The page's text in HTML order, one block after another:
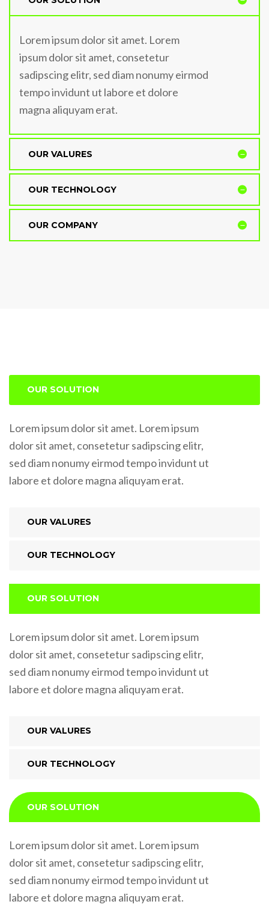
Lorem ipsum dolor sit amet. Lorem
ipsum dolor sit amet, consetetur
sadipscing elitr, sed diam nonumy eirmod
tempo invidunt ut labore et dolore
magna aliquyam erat.
OUR VALURES
OUR TECHNOLOGY
OUR COMPANY
OUR SOLUTION
Lorem ipsum dolor sit amet. Lorem ipsum
dolor sit amet, consetetur sadipscing elitr,
sed diam nonumy eirmod tempo invidunt ut
labore et dolore magna aliquyam erat.
OUR VALURES
OUR TECHNOLOGY
OUR SOLUTION
Lorem ipsum dolor sit amet. Lorem ipsum
dolor sit amet, consetetur sadipscing elitr,
sed diam nonumy eirmod tempo invidunt ut
labore et dolore magna aliquyam erat.
OUR VALURES
OUR TECHNOLOGY
OUR SOLUTION
Lorem ipsum dolor sit amet. Lorem ipsum
dolor sit amet, consetetur sadipscing elitr,
sed diam nonumy eirmod tempo invidunt ut
labore et dolore magna aliquyam erat.